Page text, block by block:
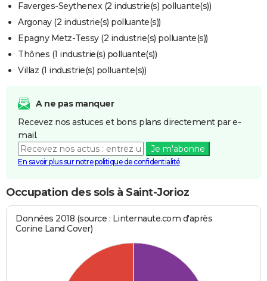
Faverges-Seythenex (2 industrie(s) polluante(s))
Argonay (2 industrie(s) polluante(s))
Epagny Metz-Tessy (2 industrie(s) polluante(s))
Thônes (1 industrie(s) polluante(s))
Villaz (1 industrie(s) polluante(s))
A ne pas manquer
Recevez nos astuces et bons plans directement par e-
mail.
Je m'abonne
En savoir plus sur notre politique de confidentialité
Occupation des sols à Saint-Jorioz
Données 2018 (source : Linternaute.com d'après
Corine Land Cover)